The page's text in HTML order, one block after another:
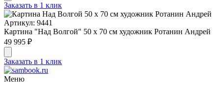
Заказать в 1 клик
Артикул: 9441
Картина "Над Волгой" 50 х 70 см художник Ротанин Андрей
49 995 ₽
Заказать в 1 клик
Меню